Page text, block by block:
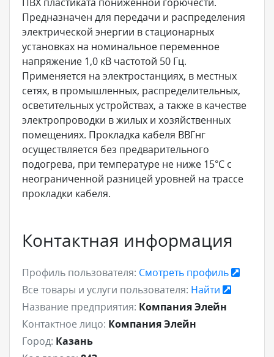
Предназначен для передачи и распределения
электрической энергии в стационарных
установках на номинальное переменное
напряжение 1,0 кВ частотой 50 Гц.
Применяется на электростанциях, в местных
сетях, в промышленных, распределительных,
осветительных устройствах, а также в качестве
электропроводки в жилых и хозяйственных
помещениях. Прокладка кабеля ВВГнг
осуществляется без предварительного
подогрева, при температуре не ниже 15°С с
неограниченной разницей уровней на трассе
прокладки кабеля.
Контактная информация
Профиль пользователя: Смотреть профиль
Все товары и услуги пользователя: Найти
Название предприятия: Компания Элейн
Контактное лицо: Компания Элейн
Город: Казань